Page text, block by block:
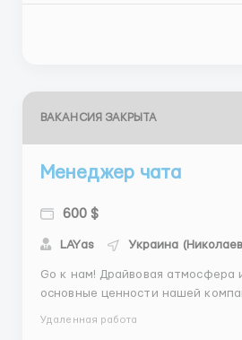
ВАКАНСИЯ ЗАКРЫТА
Менеджер чата
600 $
LAYas Украина
Go к нам! Драйвовая атмосфера
основные ценности нашей
Удаленная работа